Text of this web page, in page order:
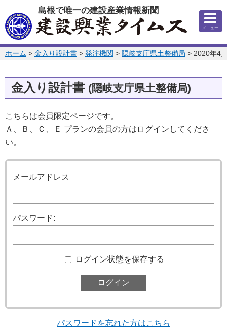
このページの本文へ
島根で唯一の建設産業情報新聞
メニュー
このページの位置:
ホーム > 金入り設計書 > 発注機関 > 隠岐支庁県土整備局 > 2020年4
金入り設計書 (隠岐支庁県土整備局)
こちらは会員限定ページです。
Ａ、Ｂ、Ｃ、Ｅ プランの会員の方はログインしてくださ
い。
メールアドレス
パスワード:
ログイン状態を保存する
パスワードを忘れた方はこちら